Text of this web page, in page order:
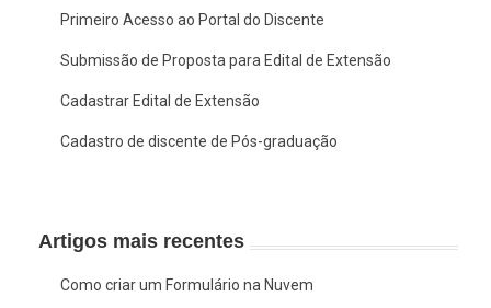
Primeiro Acesso ao Portal do Discente
Submissão de Proposta para Edital de Extensão
Cadastrar Edital de Extensão
Cadastro de discente de Pós-graduação
Artigos mais recentes
Como criar um Formulário na Nuvem